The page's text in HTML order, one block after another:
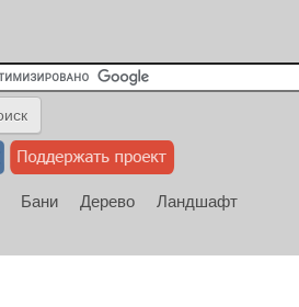
Бани Дерево
Ландшафт